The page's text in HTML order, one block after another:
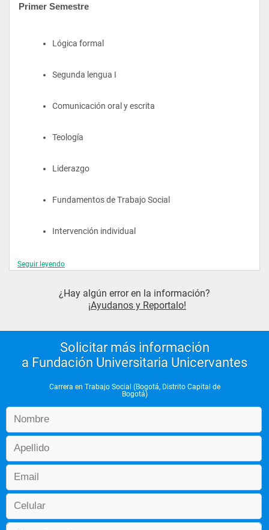
Educativos
normativos y de calidad que promuevan la transformación
desde la responsabilidad social con enfoque en derechos.
Primer Semestre
Lógica formal
Segunda lengua I
Comunicación oral y escrita
Teología
Liderazgo
Fundamentos de Trabajo Social
Intervención individual
Cátedra agustiniana
Constitución política
Seguir leyendo
¿Hay algún error en la información?
¡Ayudanos y Reportalo!
Solicitar más información
a Fundación Universitaria Unicervantes
Carrera en Trabajo Social (Bogotá, Distrito Capital de
Bogotá)